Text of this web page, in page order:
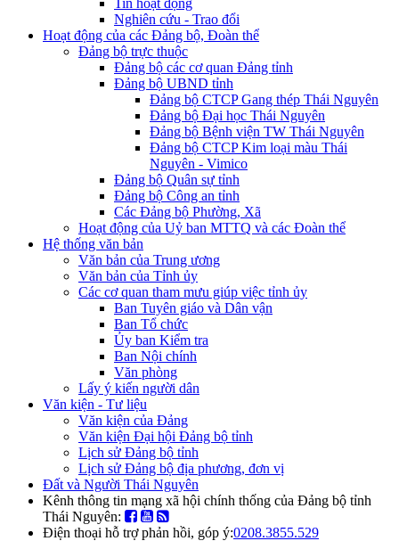
Nghiên cứu - Trao đổi
Hoạt động của các Đảng bộ, Đoàn thể
Đảng bộ trực thuộc
Đảng bộ các cơ quan Đảng tỉnh
Đảng bộ UBND tỉnh
Đảng bộ CTCP Gang thép Thái Nguyên
Đảng bộ Đại học Thái Nguyên
Đảng bộ Bệnh viện TW Thái Nguyên
Đảng bộ CTCP Kim loại màu Thái
Nguyên - Vimico
Đảng bộ Quân sự tỉnh
Đảng bộ Công an tỉnh
Các Đảng bộ Phường, Xã
Hoạt động của Uỷ ban MTTQ và các Đoàn thể
Hệ thống văn bản
Văn bản của Trung ương
Văn bản của Tỉnh ủy
Các cơ quan tham mưu giúp việc tỉnh ủy
Ban Tuyên giáo và Dân vận
Ban Tổ chức
Ủy ban Kiểm tra
Ban Nội chính
Văn phòng
Lấy ý kiến người dân
Văn kiện - Tư liệu
Văn kiện của Đảng
Văn kiện Đại hội Đảng bộ tỉnh
Lịch sử Đảng bộ tỉnh
Lịch sử Đảng bộ địa phương, đơn vị
Đất và Người Thái Nguyên
Kênh thông tin mạng xã hội chính thống của Đảng bộ tỉnh
Thái Nguyên:
Điện thoại hỗ trợ phản hồi, góp ý:0208.3855.529